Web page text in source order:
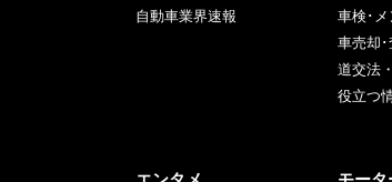
自動車業界速報
車検･メ
車売却･
道交法
役立つ